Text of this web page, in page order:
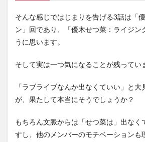
そんな感じではじまりを告げる3話は「
ン」回であり、「優木せつ菜：ライジン
うに思います。
そして実は一つ気になることが残ってい
「ラブライブなんか出なくていい」と大
が、果たして本当にそうでしょうか？
もちろん文脈からは「せつ菜は」出なく
すし、他のメンバーのモチベーションも